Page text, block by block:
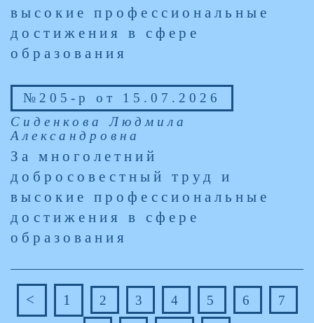
высокие профессиональные
достижения в сфере
образования
№205-р от 15.07.2026
Сиденкова Людмила
Александровна
За многолетний
добросовестный труд и
высокие профессиональные
достижения в сфере
образования
< 1 2 3 4 5 6 7